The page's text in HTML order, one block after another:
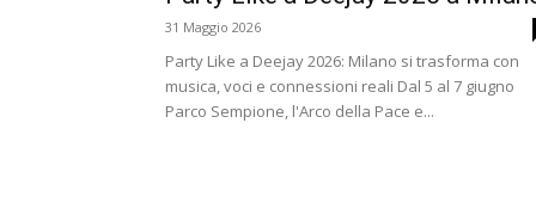
31 Maggio 2026
Party Like a Deejay 2026: Milano si trasforma con
musica, voci e connessioni reali Dal 5 al 7 giugno
Parco Sempione, l'Arco della Pace e...